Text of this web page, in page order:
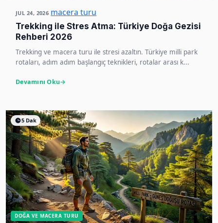
JUL 24, 2026 macera turu
Trekking ile Stres Atma: Türkiye Doğa Gezisi
Rehberi 2026
Trekking ve macera turu ile stresi azaltın. Türkiye milli park
rotaları, adım adım başlangıç teknikleri, rotalar arası k...
Devamını Oku
5 Dak
DOĞA VE MACERA TURU